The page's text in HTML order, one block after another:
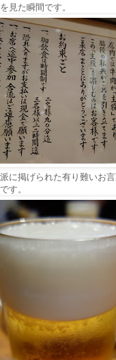
見た瞬間です。
に掲げられた有り難いお
す。